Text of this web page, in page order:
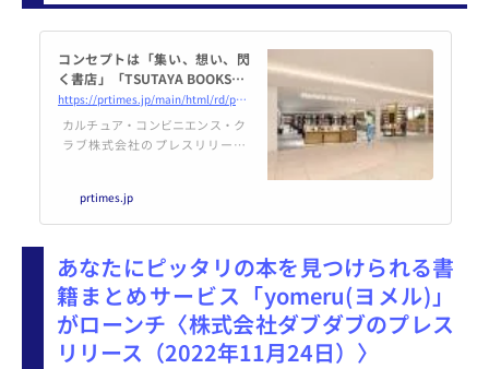
コンセプトは「集い、想い、閃
く書店」「TSUTAYA BOOKSTO
RE MARUNOUCHI」2022年12
月15日 オープン
https://prtimes.jp/main/html/rd/p/000001322.000018760.html
カルチュア・コンビニエンス・ク
ラブ株式会社のプレスリリース
店」「TSUTAYA BOOKSTORE MA
RUNOUCHI」2022年12月15日
prtimes.jp
あなたにピッタリの本を見つけられる書
籍まとめサービス「yomeru(ヨメル)」
がローンチ〈株式会社ダブダブのプレス
リリース（2022年11月24日）〉